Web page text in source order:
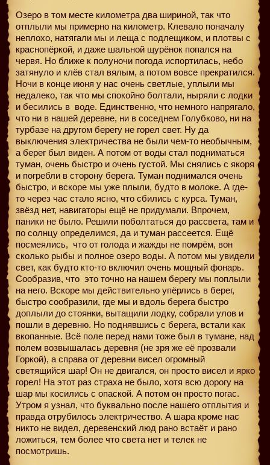
Озеро в том месте километра два шириной, так что
отплыли мы примерно на километр. Клевало поначалу
неплохо, натягали мы и леща с подлещиком, и плотвы с
краснопёркой, и даже шальной щурёнок попался на
червя. Но ближе к полуночи погода испортилась, небо
затянуло и клёв стал вялым, а потом вовсе прекратился.
Ночи в конце июня у нас очень светлые, уплыли мы
недалеко, так что мы спокойно болтали, ныряли с лодки
и бесились в воде. Единственно, что немного напрягало,
что ни в нашей деревне, ни в соседнем Голубково, ни на
турбазе на другом берегу не горел свет. Ну да
выключения электричества не были чем-то необычным,
а берег был виден. А потом от воды стал подниматься
туман, очень быстро и очень густой. Мы снялись с якоря
и погребли в сторону берега. Туман поднимался очень
быстро, и вскоре мы уже плыли, будто в молоке. А где-
то через час стало ясно, что сбились с курса. Туман,
звёзд нет, навигаторы ещё не придумали. Впрочем,
паники не было. Решили поболтаться до рассвета, там и
по солнцу определимся, да и туман рассеется. Ещё
посмеялись, что от голода и жажды не помрём, вон
сколько рыбы и полное озеро воды. А потом мы увидели
свет, как будто кто-то включил очень мощный фонарь.
Сообразив, что это точно на нашем берегу мы поплыли
на него. Вскоре мы действительно упёрлись в берег,
быстро сообразили, где мы и вдоль берега быстро
доплыли до стоянки, вытащили лодку, собрали улов и
пошли в деревню. Но поднявшись с берега, встали как
вкопанные. Всё поле перед нами тоже был в тумане, над
полем возвышалась деревня (не зря же её прозвали
Горкой), а справа от деревни висел огромный
светящийся шар! Он не двигался, он просто висел и ярко
горел! На этот раз страха не было, хотя всю дорогу на
шар мы косились с опаской. А потом он просто погас.
Утром я узнал, что буквально после нашего отплытия и
правда отрубилось электричество. А шара кроме нас
никто не видел, деревенский люд рано встаёт и рано
ложиться, тем более что света нет и телек не
посмотришь.